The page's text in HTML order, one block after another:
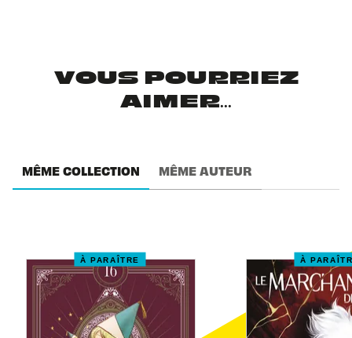
VOUS POURRIEZ
AIMER...
MÊME COLLECTION MÊME AUTEUR
À PARAÎTRE À